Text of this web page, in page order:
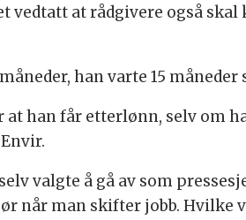
vedtatt at rådgivere også
han varte 15
at han får etterlønn, selv om
valgte å gå av som
når man skifter jobb. Hvilke